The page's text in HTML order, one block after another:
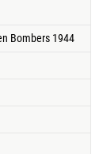
Bombers 1944